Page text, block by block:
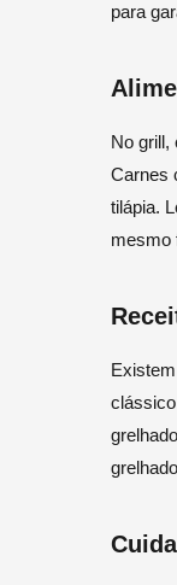
para
No grill,
Carnes
tilápia.
mesmo